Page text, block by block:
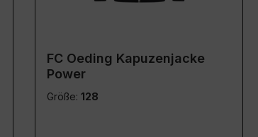
FC Oeding Kapuzenjacke
Power
Größe: 128